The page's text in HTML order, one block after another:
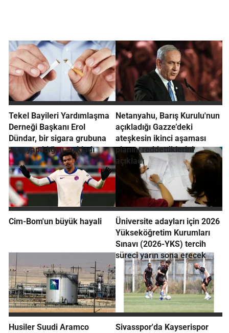
Tekel Bayileri Yardımlaşma
Derneği Başkanı Erol
Dündar, bir sigara grubuna
zam yapıldığını açıkladı
Netanyahu, Barış Kurulu'nun
açıkladığı Gazze’deki
ateşkesin ikinci aşaması
planını reddettiklerini
açıkladı
Cim-Bom'un büyük hayali
Üniversite adayları için 2026
Yükseköğretim Kurumları
Sınavı (2026-YKS) tercih
süreci yarın sona erecek
Husiler Suudi Aramco
Sivasspor'da Kayserispor